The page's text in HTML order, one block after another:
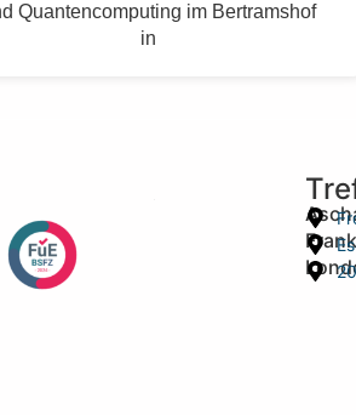
Quantencomputing im Bertramshof
in